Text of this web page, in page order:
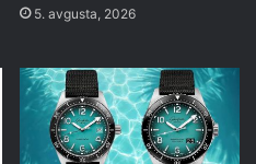
5. avgusta, 2026